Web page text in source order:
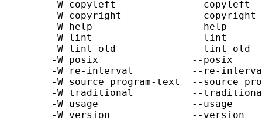
        -W copyleft             --copyleft
        -W copyright            --copyright
        -W help                 --help
        -W lint                 --lint
        -W lint-old             --lint-old
        -W posix                --posix
-W re-interval          --re-
-W source=program-text  --
-W traditional          --
        -W usage                --usage
        -W version              --version